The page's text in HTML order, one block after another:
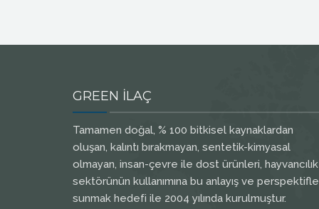
GREEN İLAÇ
Tamamen doğal, % 100 bitkisel kaynaklardan
oluşan, kalıntı bırakmayan, sentetik-kimyasal
olmayan, insan-çevre ile dost ürünleri, hayvancılık
sektörünün kullanımına bu anlayış ve perspektifle
sunmak hedefi ile 2004 yılında kurulmuştur.